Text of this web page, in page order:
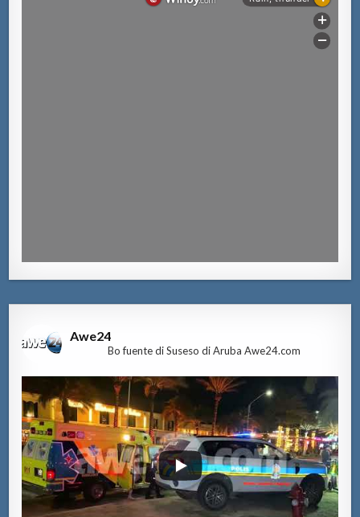
Awe24
Bo fuente di Suseso di Aruba Awe24.com